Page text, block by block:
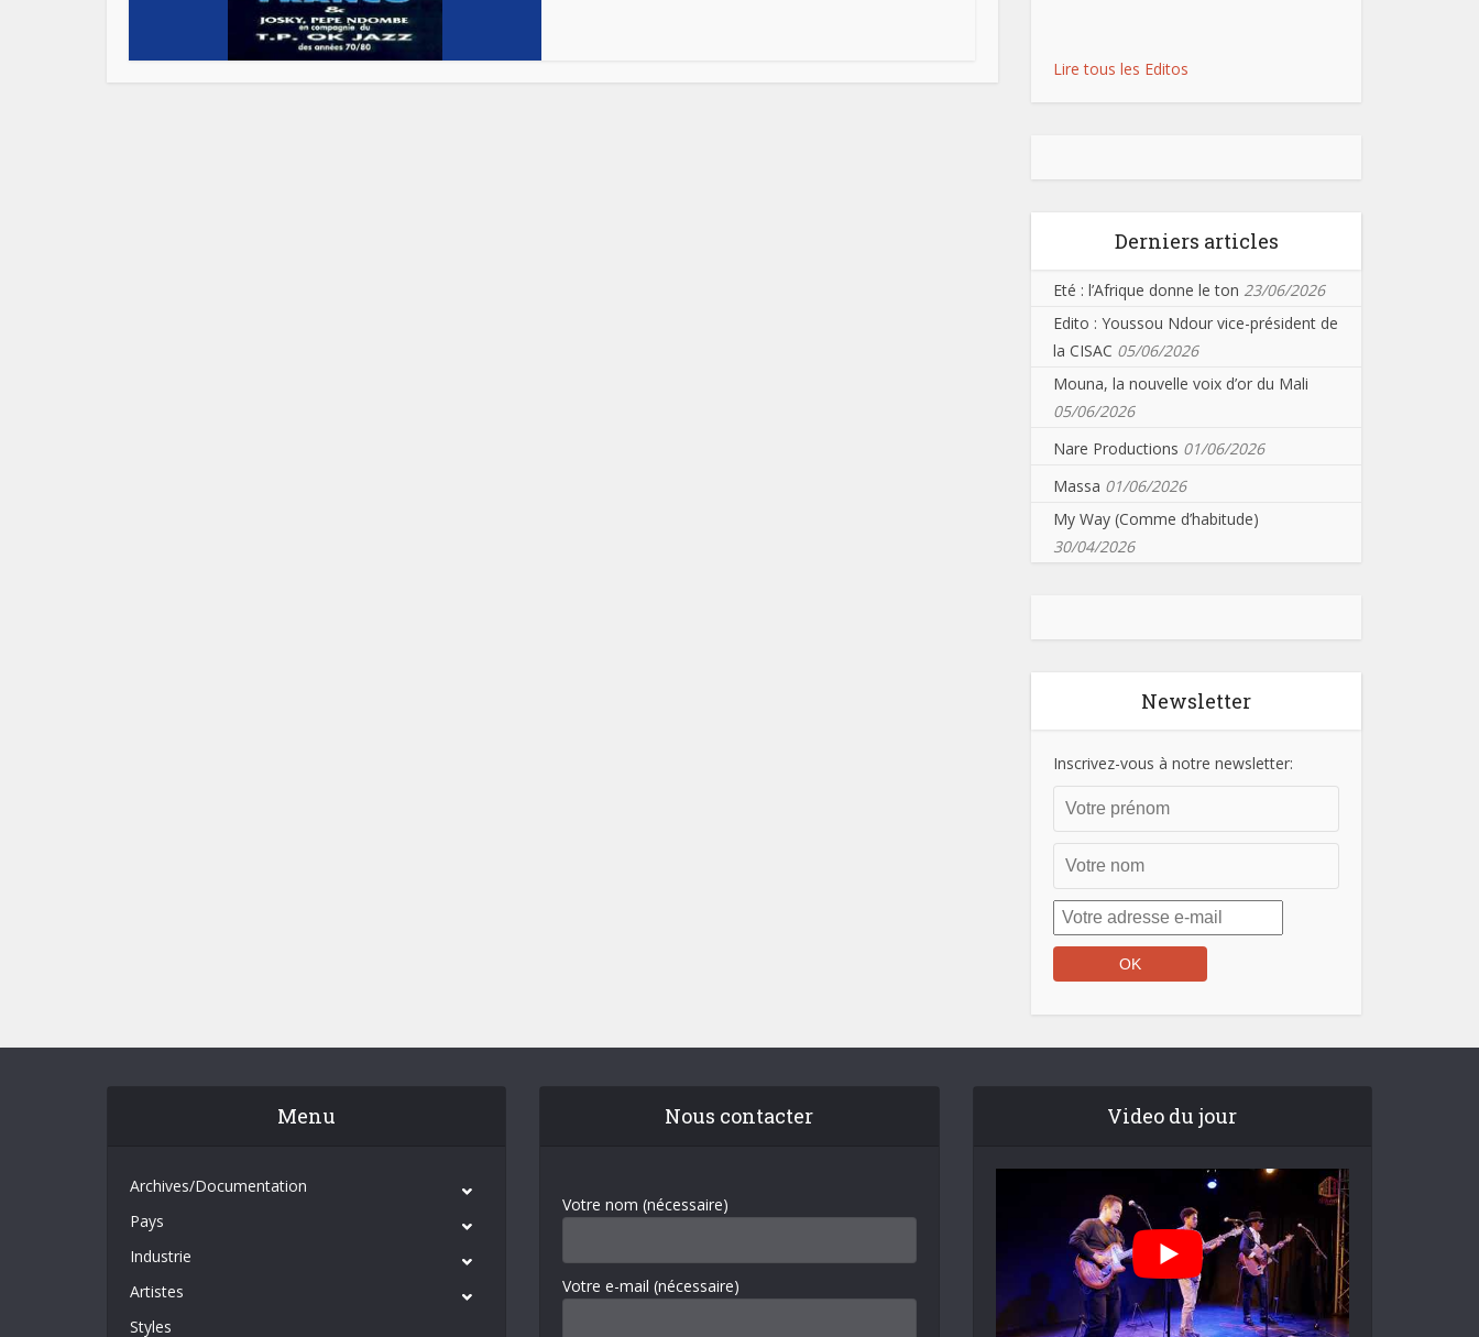
Lire tous les Editos
Derniers articles
Eté : l’Afrique donne le ton 23/06/2026
Edito : Youssou Ndour vice-président de
la CISAC 05/06/2026
Mouna, la nouvelle voix d’or du Mali
05/06/2026
Nare Productions 01/06/2026
Massa 01/06/2026
My Way (Comme d’habitude)
30/04/2026
Newsletter
Inscrivez-vous à notre newsletter:
Menu
Archives/Documentation
Pays
Industrie
Artistes
Styles
Nous contacter
Votre nom (nécessaire)
Votre e-mail (nécessaire)
Video du jour